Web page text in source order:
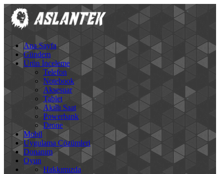
Ana Sayfa
Gündem
Ürün İnceleme
Telefon
Notebook
Aksesuar
Tablet
Akıllı Saat
Powerbank
Drone
Mobil
Uygulama Çözümleri
Donanım
Oyun
Hakkımızda